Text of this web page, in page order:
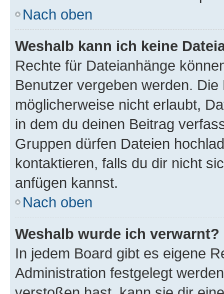
Nach oben
Weshalb kann ich keine
Rechte für Dateianhänge
Benutzer vergeben werden.
möglicherweise nicht erlaubt,
in dem du deinen Beitrag
Gruppen dürfen Dateien
kontaktieren, falls du dir nicht
anfügen kannst.
Nach oben
Weshalb wurde ich verwarnt?
In jedem Board gibt es eigene
Administration festgelegt